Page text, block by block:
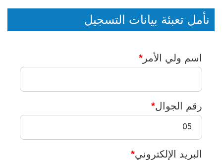
نأمل تعبئة بيانات التسجيل
اسم ولي الأمر *
رقم الجوال*
البريد الإلكتروني*